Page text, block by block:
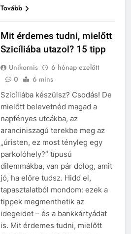
Tovább
Mit érdemes tudni, mielőtt
Szicíliába utazol? 15 tipp
Unikornis
6 hónap ezelőtt
0
6 mins
Szicíliába készülsz? Csodás! De
mielőtt belevetnéd magad a
napfényes utcákba, az
aranciniszagú terekbe meg az
„úristen, ez most tényleg egy
parkolóhely?” típusú
dilemmákba, van pár dolog, amit
jó, ha előre tudsz. Hidd el,
tapasztalatból mondom: ezek a
tippek megmenthetik az
idegeidet – és a bankkártyádat
is. Mit érdemes tudni, mielőtt